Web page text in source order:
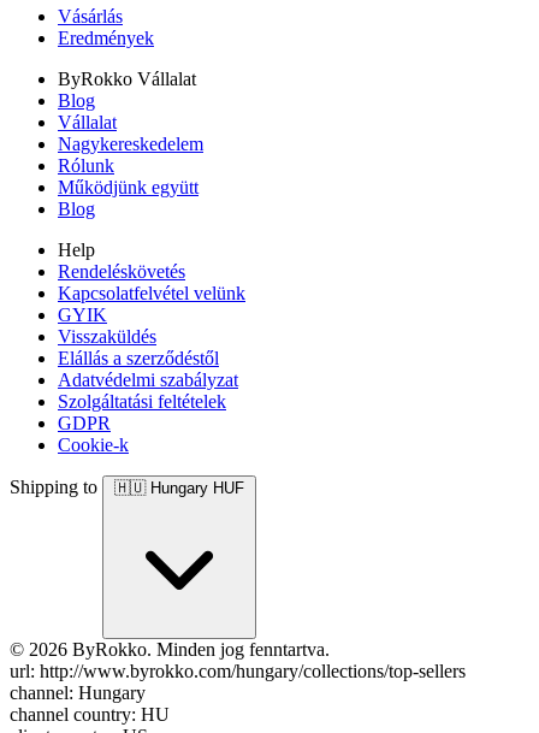
Vásárlás
Eredmények
ByRokko Vállalat
Blog
Vállalat
Nagykereskedelem
Rólunk
Működjünk együtt
Blog
Help
Rendeléskövetés
Kapcsolatfelvétel velünk
GYIK
Visszaküldés
Elállás a szerződéstől
Adatvédelmi szabályzat
Szolgáltatási feltételek
GDPR
Cookie-k
Shipping to 🇭🇺 Hungary HUF
© 2026 ByRokko. Minden jog fenntartva.
url: http://www.byrokko.com/hungary/collections/top-sellers
channel: Hungary
channel country: HU